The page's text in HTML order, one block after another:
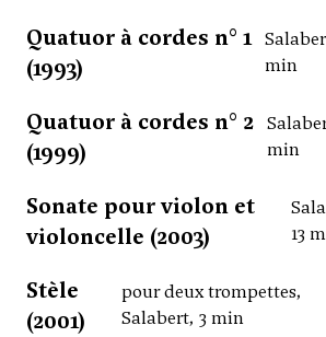
Quatuor à cordes n° 1
(1993)
min
Quatuor à cordes n° 2
(1999)
min
Sonate pour violon et
violoncelle (2003)
13
Stèle
(2001)
pour deux trompettes,
Salabert, 3 min